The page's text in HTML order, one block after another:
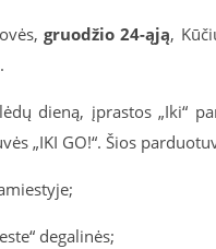
gruodžio 24-ąją,
dieną, įprastos „Iki“
„IKI GO!“. Šios
degalinės;